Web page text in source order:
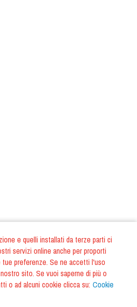
e quelli installati da terze parti ci
servizi online anche per proporti
tue preferenze. Se ne accetti l'uso
sito. Se vuoi saperne di più o
o ad alcuni cookie clicca su: Cookie